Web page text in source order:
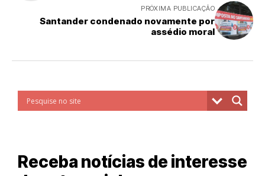
PRÓXIMA PUBLICAÇÃO
Santander condenado novamente por
assédio moral
Receba notícias de interesse